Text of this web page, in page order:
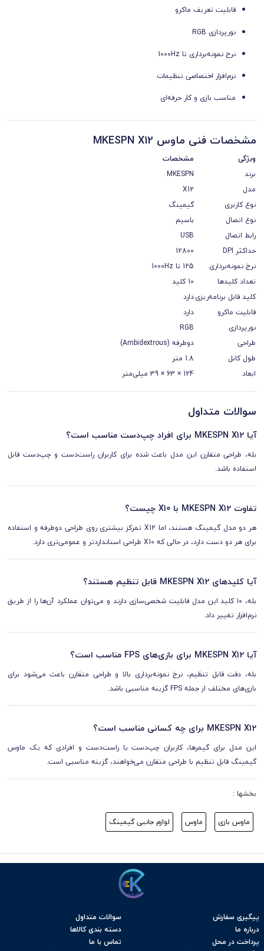
قابلیت تعریف ماکرو
نورپردازی RGB
نرخ نمونه‌برداری تا 1000Hz
نرم‌افزار اختصاصی تنظیمات
مناسب بازی و کار حرفه‌ای
مشخصات فنی ماوس MKESPN X12
ویژگی
مشخصات
برند
MKESPN
مدل
X12
نوع کاربری
گیمینگ
نوع اتصال
باسیم
رابط اتصال
USB
حداکثر DPI
12800
نرخ نمونه‌برداری
125 تا 1000Hz
تعداد کلیدها
10 کلید
کلید قابل برنامه‌ریزیدارد
قابلیت ماکرو
دارد
نورپردازی
RGB
طراحی
دوطرفه (Ambidextrous)
طول کابل
1.8 متر
ابعاد
124 × 63 × 39 میلی‌متر
سوالات متداول
آیا MKESPN X12 برای افراد چپ‌دست مناسب است؟
بله، طراحی متقارن این مدل باعث شده برای کاربران راست‌دست و چپ‌دست قابل
استفاده باشد.
تفاوت MKESPN X12 با X10 چیست؟
هر دو مدل گیمینگ هستند، اما X12 تمرکز بیشتری روی طراحی دوطرفه و استفاده
برای هر دو دست دارد، در حالی که X10 طراحی استانداردتر و عمومی‌تری دارد.
آیا کلیدهای MKESPN X12 قابل تنظیم هستند؟
بله، ۱۰ کلید این مدل قابلیت شخصی‌سازی دارند و می‌توان عملکرد آن‌ها را از طریق
نرم‌افزار تغییر داد.
آیا MKESPN X12 برای بازی‌های FPS مناسب است؟
بله، دقت قابل تنظیم، نرخ نمونه‌برداری بالا و طراحی متقارن باعث می‌شود برای
بازی‌های مختلف از جمله FPS گزینه مناسبی باشد.
MKESPN X12 برای چه کسانی مناسب است؟
این مدل برای گیمرها، کاربران چپ‌دست یا راست‌دست و افرادی که یک ماوس
گیمینگ قابل تنظیم با طراحی متقارن می‌خواهند، گزینه مناسبی است.
بخشها :
ماوس بازی ماوس لوازم جانبی گیمینگ
پیگیری سفارش
سوالات متداول
درباره ما
دسته بندی کالاها
پرداخت در محل
تماس با ما